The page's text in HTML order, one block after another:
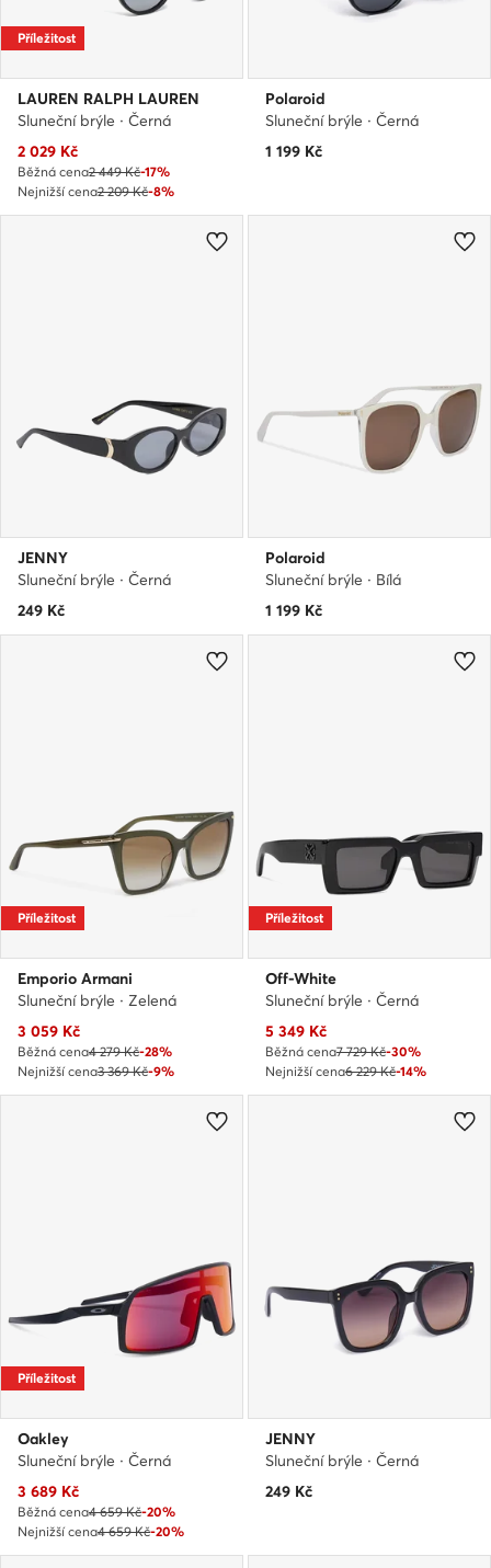
Příležitost
LAUREN RALPH LAUREN
Sluneční brýle · Černá
Aktuální cena
2 029 Kč
Běžná cena2 449 Kč-17%
Nejnižší cena2 209 Kč-8%
Polaroid
Sluneční brýle · Černá
1 199 Kč
JENNY
Sluneční brýle · Černá
249 Kč
Polaroid
Sluneční brýle · Bílá
1 199 Kč
Příležitost
Emporio Armani
Sluneční brýle · Zelená
Aktuální cena
3 059 Kč
Běžná cena4 279 Kč-28%
Nejnižší cena3 369 Kč-9%
Příležitost
Off-White
Sluneční brýle · Černá
Aktuální cena
5 349 Kč
Běžná cena7 729 Kč-30%
Nejnižší cena6 229 Kč-14%
Příležitost
Oakley
Sluneční brýle · Černá
Aktuální cena
3 689 Kč
Běžná cena4 659 Kč-20%
Nejnižší cena4 659 Kč-20%
JENNY
Sluneční brýle · Černá
249 Kč